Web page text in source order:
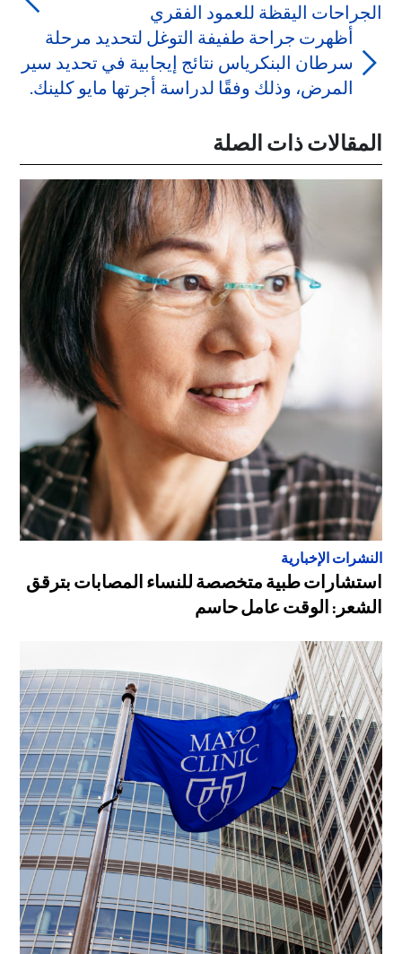
الجراحات اليقظة للعمود الفقري
أظهرت جراحة طفيفة التوغل لتحديد مرحلة
سرطان البنكرياس نتائج إيجابية في تحديد سير
المرض، وذلك وفقًا لدراسة أجرتها مايو كلينك.
المقالات ذات الصلة
النشرات الإخبارية
استشارات طبية متخصصة للنساء المصابات بترقق
الشعر: الوقت عامل حاسم